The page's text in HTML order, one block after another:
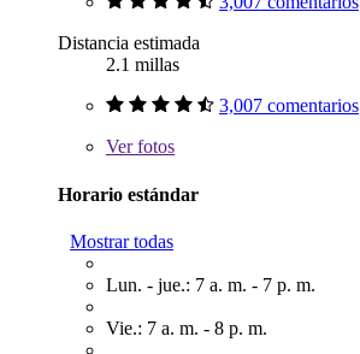
Distancia estimada
2.1 millas
3,007 comentarios
Verfotos
Horario estándar
Mostrar todas
Lun. - jue.: 7 a. m. - 7 p. m.
Vie.: 7 a. m. - 8 p. m.